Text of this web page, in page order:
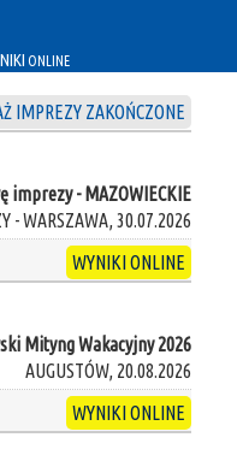
ONLINE
IMPREZY ZAKOŃCZONE
imprezy - MAZOWIECKIE
- WARSZAWA, 30.07.2026
WYNIKI ONLINE
Mityng Wakacyjny 2026
AUGUSTÓW, 20.08.2026
WYNIKI ONLINE